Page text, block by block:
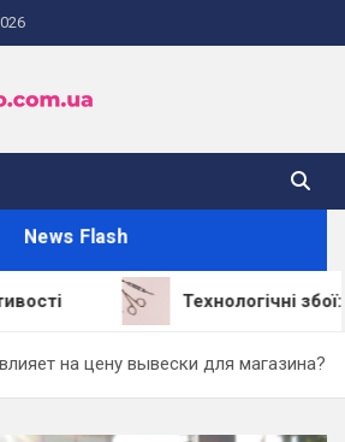
News Flash
Технологічні збої: через
на цену вывески для магазина?